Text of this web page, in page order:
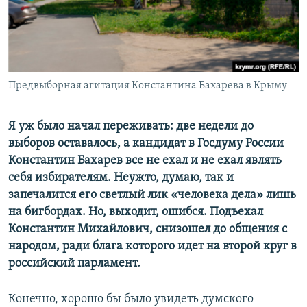
ПОБЕДИТЕЛЕЙ НЕ СУДЯТ?
КРЫМ.НЕПОКОРЕННЫЙ
УКРАИНСКАЯ ПРОБЛЕМА КРЫМА
ПРИСОЕДИНЯЙТЕСЬ!
Предвыборная агитация Константина Бахарева в Крыму
Я уж было начал переживать: две недели до
выборов оставалось, а кандидат в Госдуму России
Константин Бахарев все не ехал и не ехал являть
себя избирателям. Неужто, думаю, так и
запечалится его светлый лик «человека дела» лишь
на бигбордах. Но, выходит, ошибся. Подъехал
Константин Михайлович, снизошел до общения с
народом, ради блага которого идет на второй круг в
российский парламент.
Конечно, хорошо бы было увидеть думского